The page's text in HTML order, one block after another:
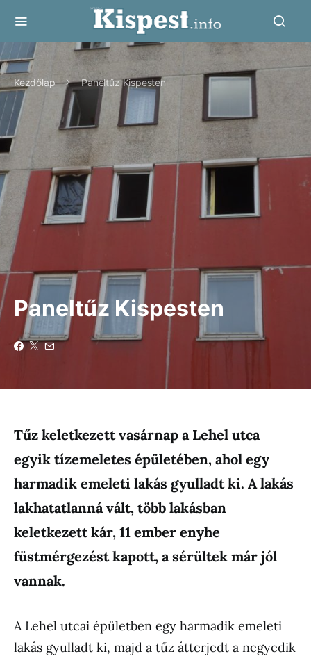
Kezdőlap Paneltűz Kispesten
Paneltűz Kispesten
Tűz keletkezett vasárnap a Lehel utca
egyik tízemeletes épületében, ahol egy
harmadik emeleti lakás gyulladt ki. A lakás
lakhatatlanná vált, több lakásban
keletkezett kár, 11 ember enyhe
füstmérgezést kapott, a sérültek már jól
vannak.
A Lehel utcai épületben egy harmadik emeleti
lakás gyulladt ki, majd a tűz átterjedt a negyedik